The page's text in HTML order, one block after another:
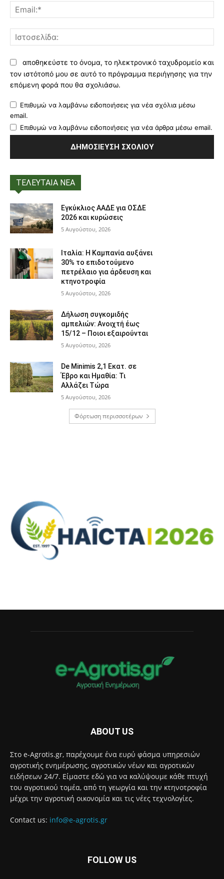
αποθηκεύστε το όνομα, το ηλεκτρονικό ταχυδρομείο και
τον ιστότοπό μου σε αυτό το πρόγραμμα περιήγησης για την
επόμενη φορά που θα σχολιάσω.
Επιθυμώ να λαμβάνω ειδοποιήσεις για νέα σχόλια μέσω
email.
Επιθυμώ να λαμβάνω ειδοποιήσεις για νέα άρθρα μέσω email.
ΤΕΛΕΥΤΑΙΑ ΝΕΑ
Εγκύκλιος ΑΑΔΕ για ΟΣΔΕ
2026 και κυρώσεις
5 Αυγούστου, 2026
Ιταλία: Η Καμπανία αυξάνει
30% το επιδοτούμενο
πετρέλαιο για άρδευση και
κτηνοτροφία
5 Αυγούστου, 2026
Δήλωση συγκομιδής
αμπελιών: Ανοιχτή έως
15/12 – Ποιοι εξαιρούνται
5 Αυγούστου, 2026
De Minimis 2,1 Εκατ. σε
Έβρο και Ημαθία: Τι
Αλλάζει Τώρα
5 Αυγούστου, 2026
Φόρτωση περισσοτέρων
ABOUT US
Στο e-Agrotis.gr, παρέχουμε ένα ευρύ φάσμα υπηρεσιών
αγροτικής ενημέρωσης, αγροτικών νέων και αγροτικών
ειδήσεων 24/7. Είμαστε εδώ για να καλύψουμε κάθε πτυχή
του αγροτικού τομέα, από τη γεωργία και την κτηνοτροφία
μέχρι την αγροτική οικονομία και τις νέες τεχνολογίες.
Contact us: info@e-agrotis.gr
FOLLOW US